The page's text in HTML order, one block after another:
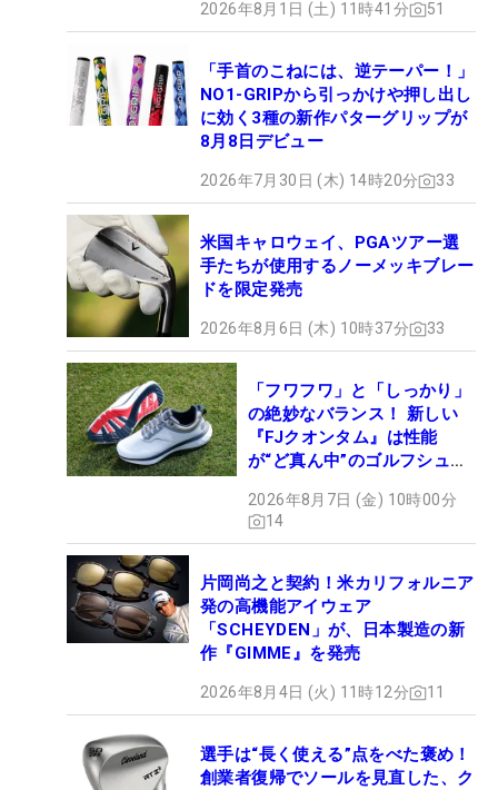
2026年8月1日 (土) 11時41分 51
「手首のこねには、逆テーパー！」
NO1-GRIPから引っかけや押し出し
に効く3種の新作パターグリップが
8月8日デビュー
2026年7月30日 (木) 14時20分 33
米国キャロウェイ、PGAツアー選
手たちが使用するノーメッキブレー
ドを限定発売
2026年8月6日 (木) 10時37分 33
「フワフワ」と「しっかり」
の絶妙なバランス！ 新しい
『FJクオンタム』は性能
が“ど真ん中”のゴルフシュー
2026年8月7日 (金) 10時00分
14
片岡尚之と契約！米カリフォルニア
発の高機能アイウェア
「SCHEYDEN」が、日本製造の新
作『GIMME』を発売
2026年8月4日 (火) 11時12分 11
選手は“長く使える”点をべた褒め！
創業者復帰でソールを見直した、ク